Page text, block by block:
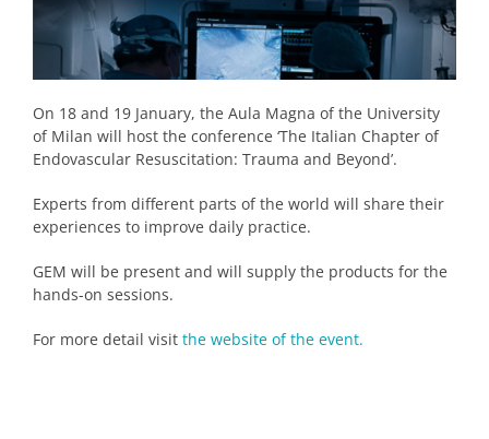
On 18 and 19 January, the Aula Magna of the University
of Milan will host the conference ‘The Italian Chapter of
Endovascular Resuscitation: Trauma and Beyond’.
Experts from different parts of the world will share their
experiences to improve daily practice.
GEM will be present and will supply the products for the
hands-on sessions.
For more detail visit the website of the event.